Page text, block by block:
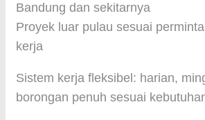
Bandung dan sekitarnya
Proyek luar pulau sesuai
kerja
Sistem kerja fleksibel: harian,
borongan penuh sesuai